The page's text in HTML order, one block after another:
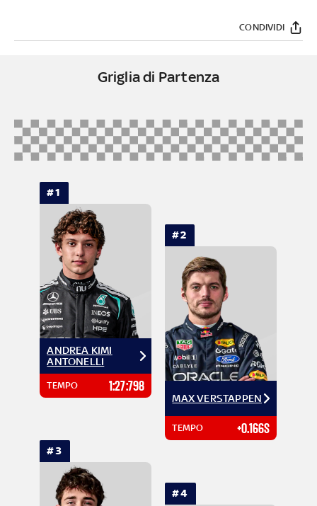
CONDIVIDI
Griglia di Partenza
#1
ANDREA KIMI
ANTONELLI
TEMPO 1:27:798
#2
MAX VERSTAPPEN
TEMPO +0.166S
#3
#4